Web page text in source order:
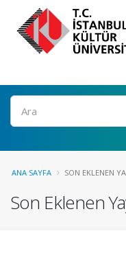
Ara
ANA SAYFA SON EKLENEN
Son Eklenen